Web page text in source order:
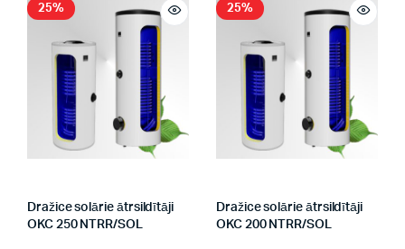
25%
Dražice solārie ātrsildītāji
OKC 250 NTRR/SOL
25%
Dražice solārie ātrsildītāji
OKC 200 NTRR/SOL